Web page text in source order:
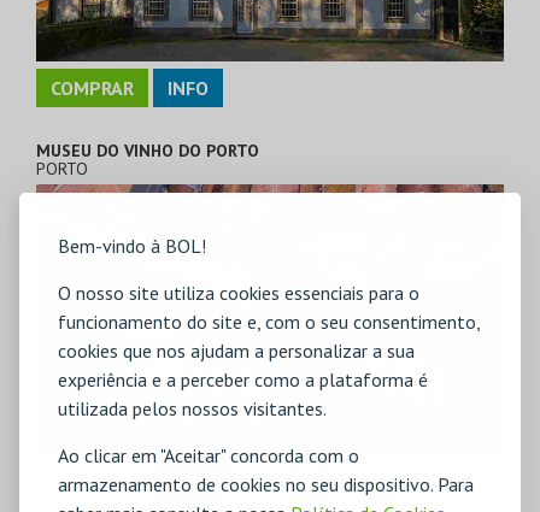
Bem-vindo à BOL!
O nosso site utiliza cookies essenciais para o
funcionamento do site e, com o seu consentimento,
cookies que nos ajudam a personalizar a sua
experiência e a perceber como a plataforma é
utilizada pelos nossos visitantes.
Ao clicar em "Aceitar" concorda com o
armazenamento de cookies no seu dispositivo. Para
COMPRAR INFO
MUSEU DO VINHO DO PORTO
PORTO
COMPRAR INFO